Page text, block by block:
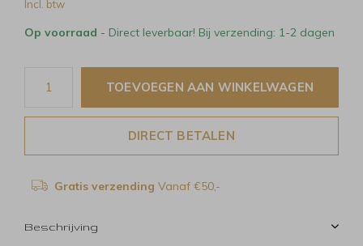
Incl. btw
Op voorraad - Direct leverbaar! Bij verzending: 1-2 dagen
TOEVOEGEN AAN WINKELWAGEN
DIRECT BETALEN
Gratis verzending Vanaf €50,-
Beschrijving